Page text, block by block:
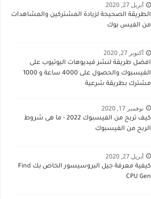
أبريل 27, 2020
الطريقة الصحيحة لزيادة المشتركين والمشاهدات
من الفيس بوك
أكتوبر 27, 2020
افضل طريقة لنشر فيديوهات اليوتيوب على
الفيسبوك والحصول على 4000 ساعة و 1000
مشترك بطريقة شرعية
نوفمبر 17, 2020
كيف تربح من الفيسبوك 2022 - ما هى شروط
الربح من الفيسبوك
أبريل 27, 2020
كيفية معرفة جيل البروسيسور الخاص بك Find
CPU Gen